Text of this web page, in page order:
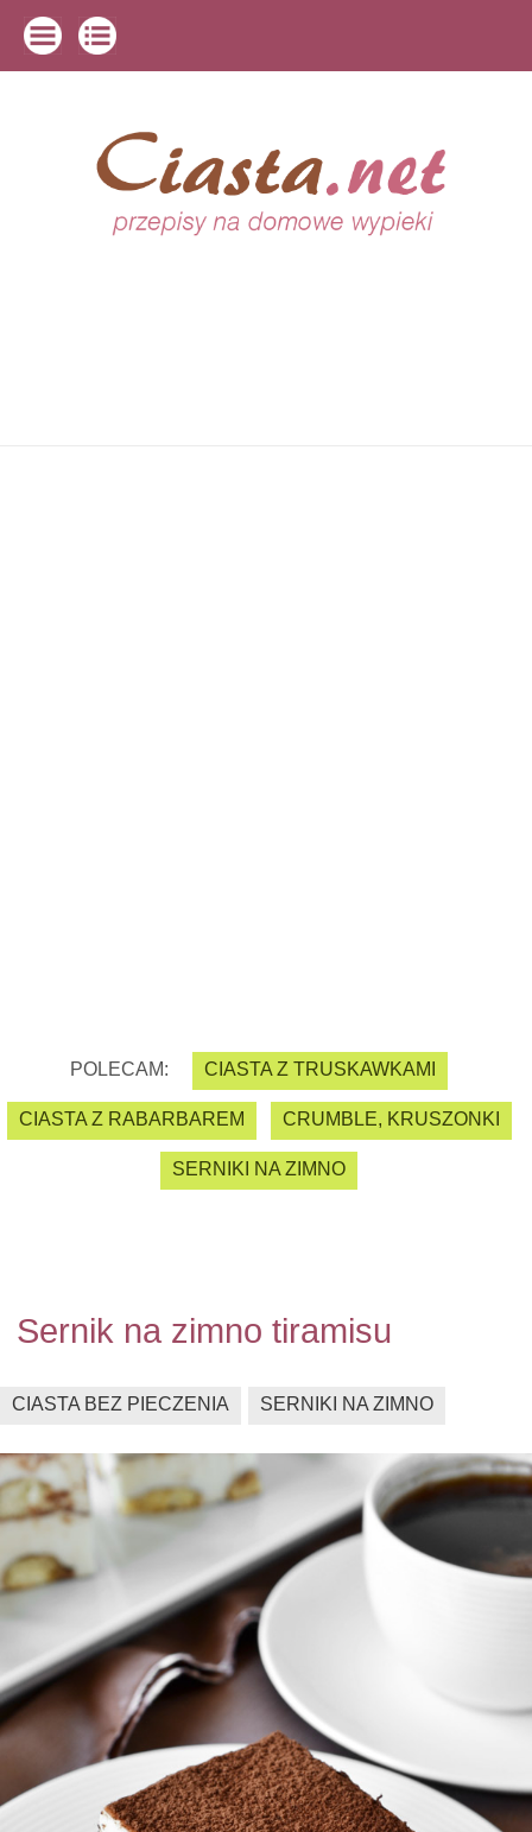
POLECAM: CIASTA Z TRUSKAWKAMI
CIASTA Z RABARBAREM CRUMBLE, KRUSZONKI
SERNIKI NA ZIMNO
Sernik na zimno tiramisu
CIASTA BEZ PIECZENIA SERNIKI NA ZIMNO